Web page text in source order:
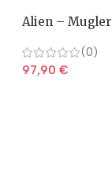
Alien – Mugler
(0)
97,90€